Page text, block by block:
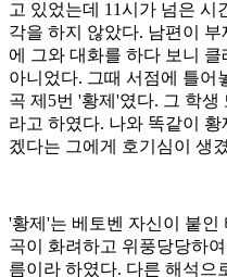
고 있었는데 11시가 넘은 시
각을 하지 않았다. 남편이 부
에 그와 대화를 하다 보니 클
아니었다. 그때 서점에 틀어
곡 제5번 '황제'였다. 그 학
라고 하였다. 나와 똑같이
겠다는 그에게 호기심이 생
'황제'는 베토벤 자신이 붙인
곡이 화려하고 위풍당당하
름이라 하였다. 다른 해석으